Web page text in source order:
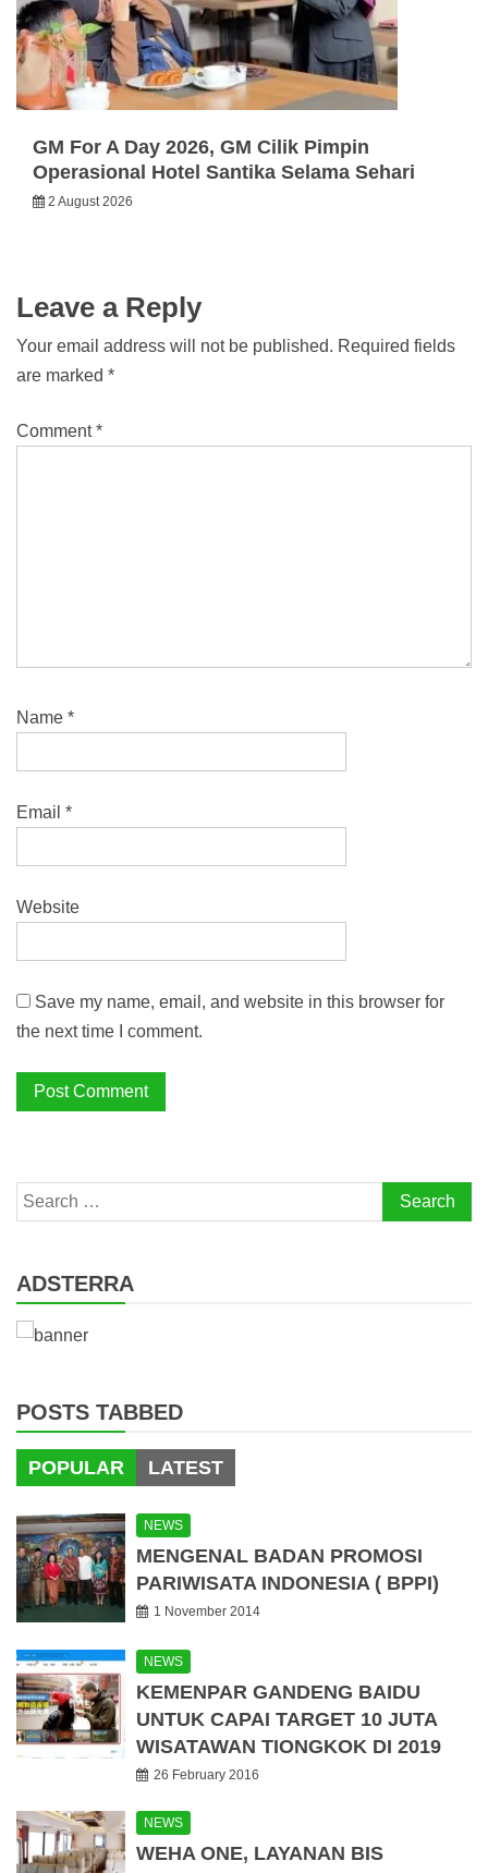
GM For A Day 2026, GM Cilik Pimpin
Operasional Hotel Santika Selama Sehari
2 August 2026
Leave a Reply
Your email address will not be published. Required fields
are marked *
Comment*
Name *
Email *
Website
Save my name, email, and website in this browser for
the next time I comment.
Search
for:
ADSTERRA
POSTS TABBED
POPULAR LATEST
NEWS
MENGENAL BADAN PROMOSI
PARIWISATA INDONESIA ( BPPI)
1 November 2014
NEWS
KEMENPAR GANDENG BAIDU
UNTUK CAPAI TARGET 10 JUTA
WISATAWAN TIONGKOK DI 2019
26 February 2016
NEWS
WEHA ONE, LAYANAN BIS